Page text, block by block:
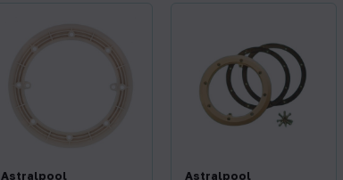
Astralpool Astralpool